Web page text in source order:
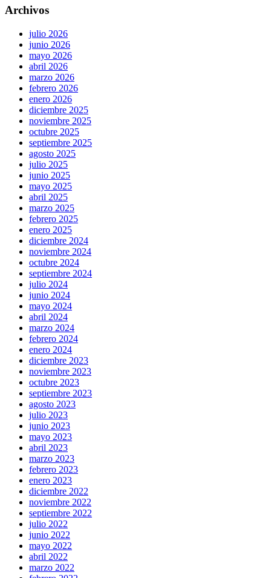
Archivos
julio 2026
junio 2026
mayo 2026
abril 2026
marzo 2026
febrero 2026
enero 2026
diciembre 2025
noviembre 2025
octubre 2025
septiembre 2025
agosto 2025
julio 2025
junio 2025
mayo 2025
abril 2025
marzo 2025
febrero 2025
enero 2025
diciembre 2024
noviembre 2024
octubre 2024
septiembre 2024
julio 2024
junio 2024
mayo 2024
abril 2024
marzo 2024
febrero 2024
enero 2024
diciembre 2023
noviembre 2023
octubre 2023
septiembre 2023
agosto 2023
julio 2023
junio 2023
mayo 2023
abril 2023
marzo 2023
febrero 2023
enero 2023
diciembre 2022
noviembre 2022
septiembre 2022
julio 2022
junio 2022
mayo 2022
abril 2022
marzo 2022